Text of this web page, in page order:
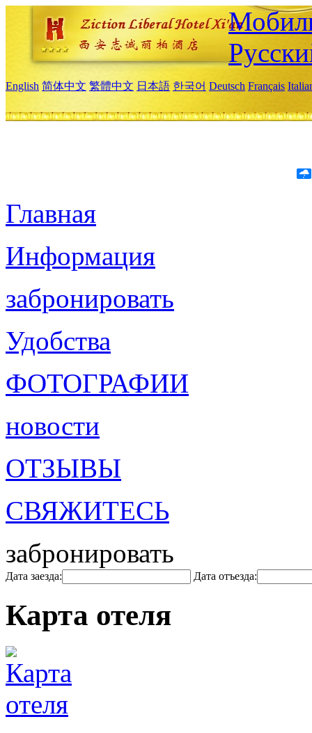
English 简体中文 繁體中文 日本語 한국어 Deutsch Français
Главная
Информация
забронировать
Удобства
ФОТОГРАФИИ
новости
ОТЗЫВЫ
СВЯЖИТЕСЬ
забронировать
Дата заезда: Дата отъезда:
Карта отеля